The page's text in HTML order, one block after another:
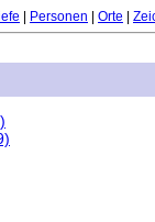
Personen Orte